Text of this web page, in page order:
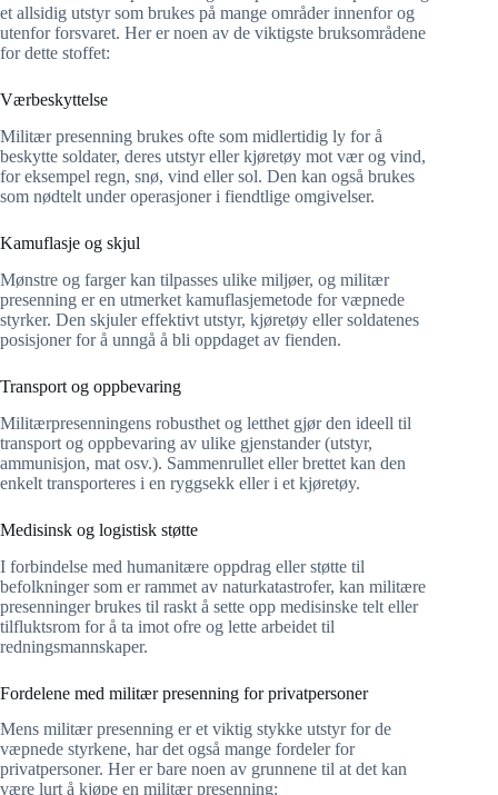
et allsidig utstyr som brukes på mange områder innenfor og
utenfor forsvaret. Her er noen av de viktigste bruksområdene
for dette stoffet:
Værbeskyttelse
Militær presenning brukes ofte som midlertidig ly for å
beskytte soldater, deres utstyr eller kjøretøy mot vær og vind,
for eksempel regn, snø, vind eller sol. Den kan også brukes
som nødtelt under operasjoner i fiendtlige omgivelser.
Kamuflasje og skjul
Mønstre og farger kan tilpasses ulike miljøer, og militær
presenning er en utmerket kamuflasjemetode for væpnede
styrker. Den skjuler effektivt utstyr, kjøretøy eller soldatenes
posisjoner for å unngå å bli oppdaget av fienden.
Transport og oppbevaring
Militærpresenningens robusthet og letthet gjør den ideell til
transport og oppbevaring av ulike gjenstander (utstyr,
ammunisjon, mat osv.). Sammenrullet eller brettet kan den
enkelt transporteres i en ryggsekk eller i et kjøretøy.
Medisinsk og logistisk støtte
I forbindelse med humanitære oppdrag eller støtte til
befolkninger som er rammet av naturkatastrofer, kan militære
presenninger brukes til raskt å sette opp medisinske telt eller
tilfluktsrom for å ta imot ofre og lette arbeidet til
redningsmannskaper.
Fordelene med militær presenning for privatpersoner
Mens militær presenning er et viktig stykke utstyr for de
væpnede styrkene, har det også mange fordeler for
privatpersoner. Her er bare noen av grunnene til at det kan
være lurt å kjøpe en militær presenning: